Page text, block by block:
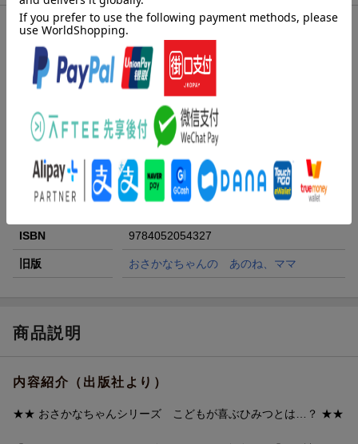
発売日 2021年07月19日頃
著者／編集 ヒド・ファン・ヘネヒテン
古藤ゆず(著)
おさかなちゃんの あのね、ママ
出版社 学研プラス
ページ数 20p
ISBN 9784052054327
旧版 おさかなちゃんの あのね、ママ
商品説明
内容紹介（出版社より）
★★ おさかなちゃんシリーズ こどもが喜ぶひみつとは…？ ★★